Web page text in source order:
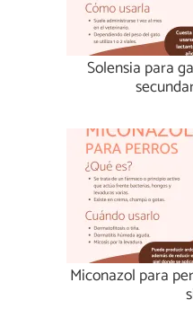
Solensia para
Miconazol para